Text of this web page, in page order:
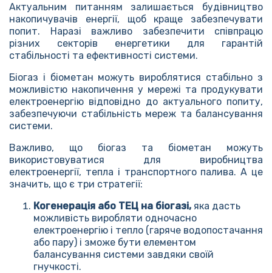
Актуальним питанням залишається будівництво
накопичувачів енергії, щоб краще забезпечувати
попит. Наразі важливо забезпечити співпрацю
різних секторів енергетики для гарантій
стабільності та ефективності системи.
Біогаз і біометан можуть вироблятися стабільно з
можливістю накопичення у мережі та продукувати
електроенергію відповідно до актуального попиту,
забезпечуючи стабільність мереж та балансування
системи.
Важливо, що біогаз та біометан можуть
використовуватися для виробництва
електроенергії, тепла і транспортного палива. А це
значить, що є три стратегії:
Когенерація або ТЕЦ на біогазі, яка дасть
можливість виробляти одночасно
електроенергію і тепло (гаряче водопостачання
або пару) і зможе бути елементом
балансування системи завдяки своїй
гнучкості.